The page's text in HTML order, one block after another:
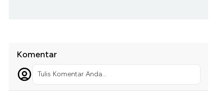
Komentar
Tulis Komentar Anda...